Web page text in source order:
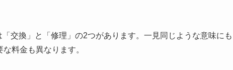
交換」と「修理」の2つがあります。一見同じような意味にも
料金も異なります。